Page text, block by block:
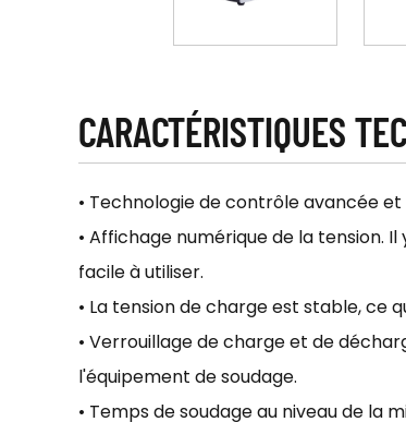
CARACTÉRISTIQUES
• Technologie de contrôle avancée
• Affichage numérique de la tension.
facile à utiliser.
• La tension de charge est stable, ce
• Verrouillage de charge et de
l'équipement de soudage.
• Temps de soudage au niveau de la